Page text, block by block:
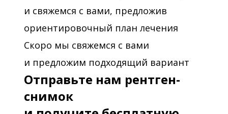
и свяжемся с вами, предложив
ориентировочный план лечения
Скоро мы свяжемся с вами
и предложим подходящий вариант
Отправьте нам рентген-
снимок